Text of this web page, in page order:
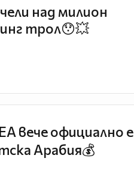
над милион
трол😯💥
вече официално е
Арабия💰